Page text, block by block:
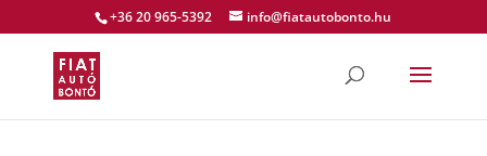
+36 20 965-5392 info@fiatautobonto.hu